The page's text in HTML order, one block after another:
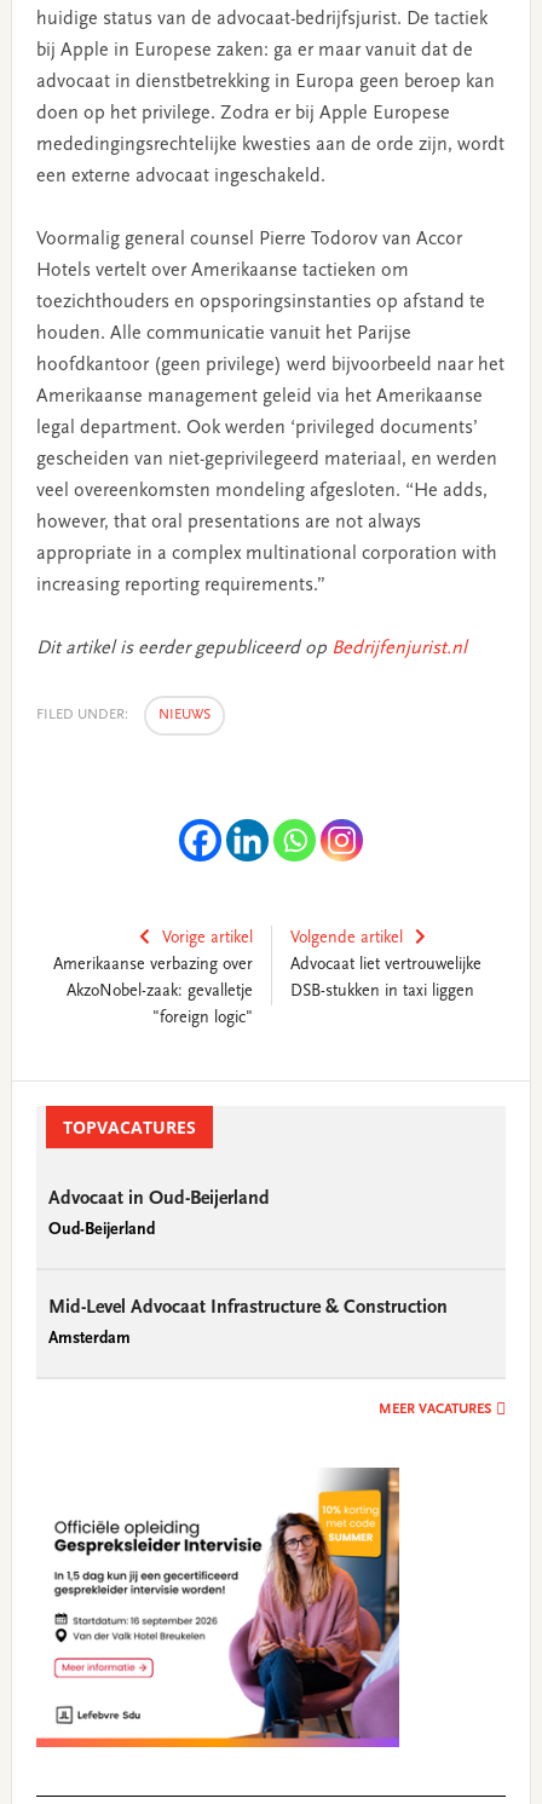
huidige status van de advocaat-bedrijfsjurist. De tactiek
bij Apple in Europese zaken: ga er maar vanuit dat de
advocaat in dienstbetrekking in Europa geen beroep kan
doen op het privilege. Zodra er bij Apple Europese
mededingingsrechtelijke kwesties aan de orde zijn, wordt
een externe advocaat ingeschakeld.
Voormalig general counsel Pierre Todorov van Accor
Hotels vertelt over Amerikaanse tactieken om
toezichthouders en opsporingsinstanties op afstand te
houden. Alle communicatie vanuit het Parijse
hoofdkantoor (geen privilege) werd bijvoorbeeld naar het
Amerikaanse management geleid via het Amerikaanse
legal department. Ook werden ‘privileged documents’
gescheiden van niet-geprivilegeerd materiaal, en werden
veel overeenkomsten mondeling afgesloten. “He adds,
however, that oral presentations are not always
appropriate in a complex multinational corporation with
increasing reporting requirements.”
Dit artikel is eerder gepubliceerd op Bedrijfenjurist.nl
FILED UNDER: NIEUWS
Vorige artikel
Amerikaanse verbazing over
AkzoNobel-zaak: gevalletje
"foreign logic"
Volgende artikel
Advocaat liet vertrouwelijke
DSB-stukken in taxi liggen
SidebarTOPVACATURES
Advocaat in Oud-Beijerland
Oud-Beijerland
Mid-Level Advocaat Infrastructure & Construction
Amsterdam
MEER VACATURES